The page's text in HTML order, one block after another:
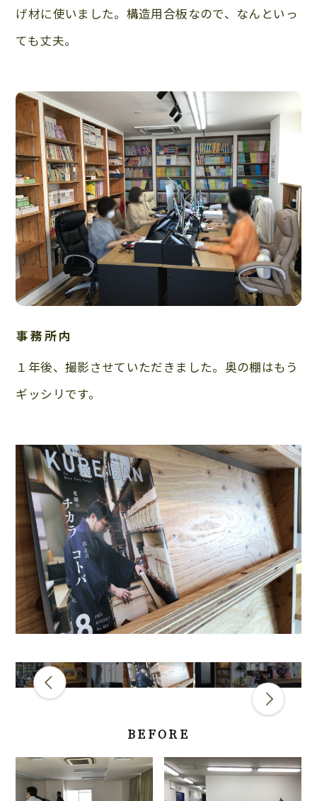
げ材に使いました。構造用合板なので、なんといっ
ても丈夫。
事務所内
１年後、撮影させていただきました。奥の棚はもう
ギッシリです。
Previous
Next
BEFORE